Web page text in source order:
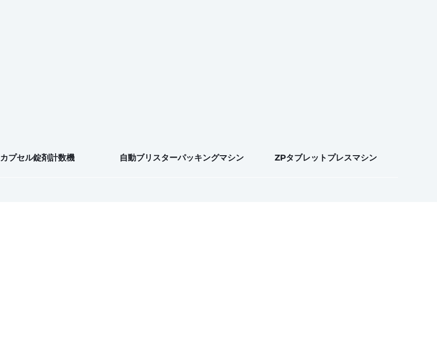
カプセル錠剤計数機 自動ブリスターパッキングマシン ZPタブレットプレスマシン